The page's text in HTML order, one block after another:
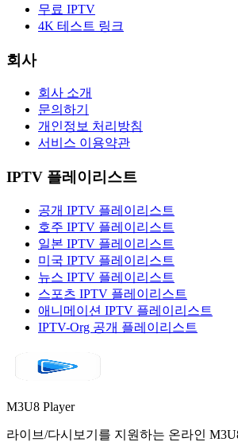
무료 IPTV
4K 테스트 링크
회사
회사 소개
문의하기
개인정보 처리방침
서비스 이용약관
IPTV 플레이리스트
공개 IPTV 플레이리스트
호주 IPTV 플레이리스트
일본 IPTV 플레이리스트
미국 IPTV 플레이리스트
뉴스 IPTV 플레이리스트
스포츠 IPTV 플레이리스트
애니메이션 IPTV 플레이리스트
IPTV-Org 공개 플레이리스트
M3U8 Player
라이브/다시보기를 지원하는 온라인